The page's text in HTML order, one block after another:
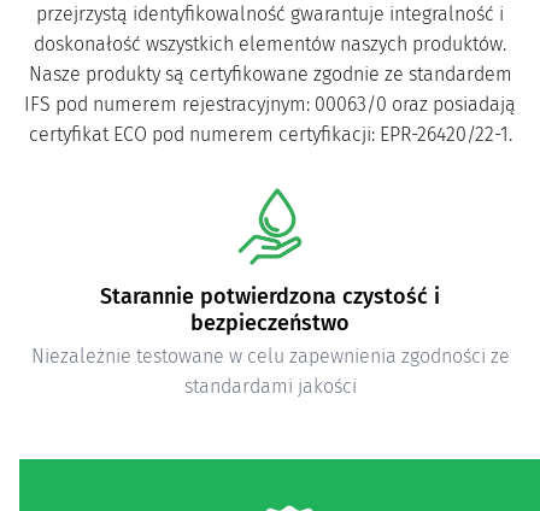
przejrzystą identyfikowalność gwarantuje integralność i
doskonałość wszystkich elementów naszych produktów.
Nasze produkty są certyfikowane zgodnie ze standardem
IFS pod numerem rejestracyjnym: 00063/0 oraz posiadają
certyfikat ECO pod numerem certyfikacji: EPR-26420/22-1.
Składniki najwyższej jakości
Starannie dobrane, czyste składniki.